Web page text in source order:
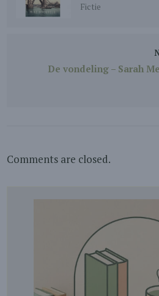
Fictie
De vondeling – Sarah
Comments are closed.